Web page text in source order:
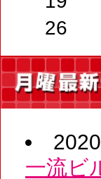
26
一流ビ